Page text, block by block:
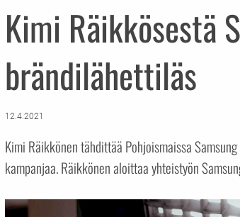
Kimi Räikkösestä
brändilähettiläs
12.4.2021
Kimi Räikkönen tähdittää Pohjoismaissa
kampanjaa. Räikkönen aloittaa yhteistyön